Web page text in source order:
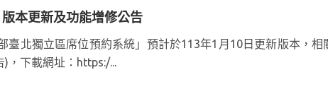
本更新及功能增修公告
臺北獨立區席位預約系統」預計於113年1月10日更新版本，相
，下載網址：https:/...